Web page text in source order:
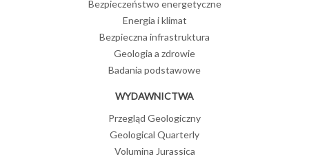
Bezpieczeństwo energetyczne
Energia i klimat
Bezpieczna infrastruktura
Geologia a zdrowie
Badania podstawowe
WYDAWNICTWA
Przegląd Geologiczny
Geological Quarterly
Volumina Jurassica